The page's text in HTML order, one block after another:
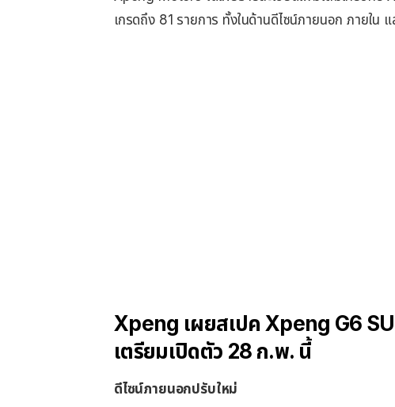
เกรดถึง 81 รายการ ทั้งในด้านดีไซน์ภายนอก ภายใน
Xpeng เผยสเปค Xpeng G6
เตรียมเปิดตัว 28 ก.พ. นี้
ดีไซน์ภายนอกปรับใหม่